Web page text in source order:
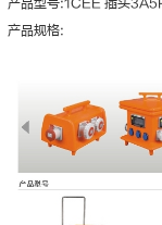
产品型号:1CEE 插头
产品规格: